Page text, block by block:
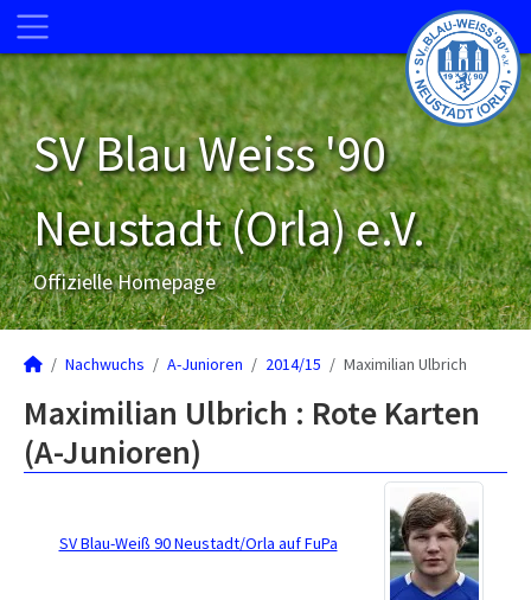
SV Blau Weiss '90
Neustadt (Orla) e.V.
Offizielle Homepage
Nachwuchs A-Junioren 2014/15 Maximilian Ulbrich
Maximilian Ulbrich : Rote Karten
(A-Junioren)
SV Blau-Weiß 90 Neustadt/Orla auf FuPa